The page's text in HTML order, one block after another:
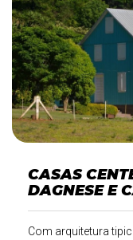
CASAS
DAGNESE E
Com arquitetura